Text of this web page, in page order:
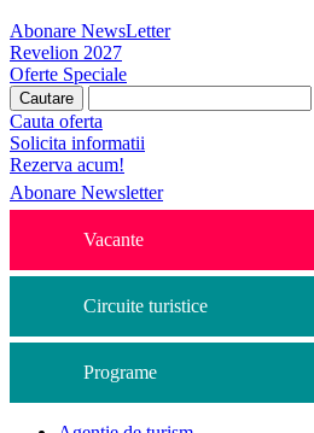
Abonare NewsLetter
Revelion 2027
Oferte Speciale
Cauta oferta
Solicita informatii
Rezerva acum!
Abonare Newsletter
Vacante
Circuite turistice
Programe